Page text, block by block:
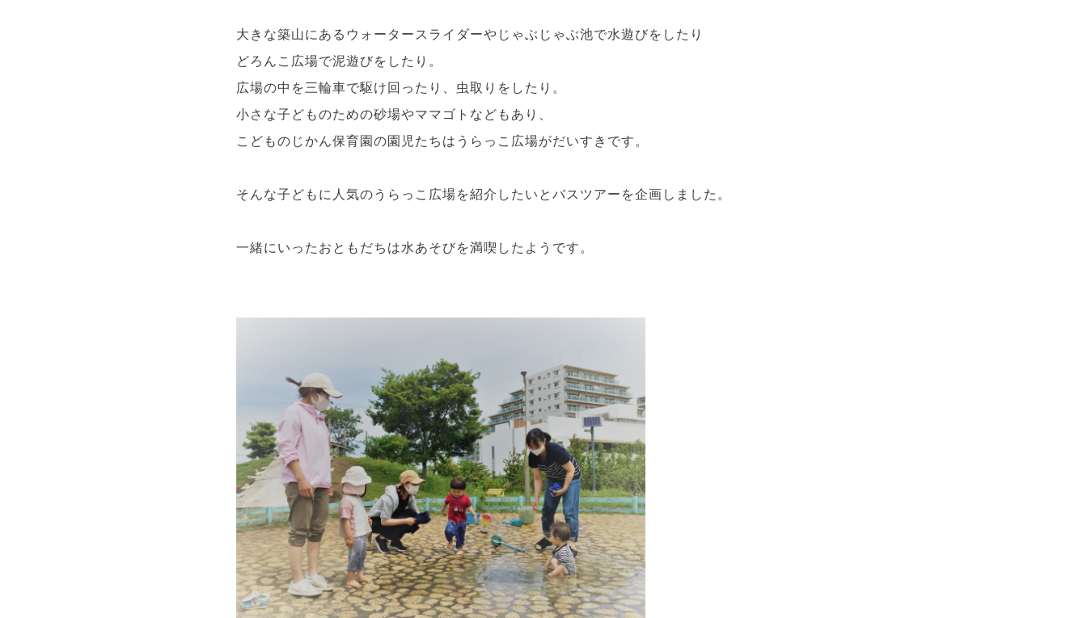
大きな築山にあるウォータースライダーやじゃぶじゃぶ池で水遊びをしたり
どろんこ広場で泥遊びをしたり。
広場の中を三輪車で駆け回ったり、虫取りをしたり。
小さな子どものための砂場やママゴトなどもあり、
こどものじかん保育園の園児たちはうらっこ広場がだいすきです。
そんな子どもに人気のうらっこ広場を紹介したいとバスツアーを企画しました。
一緒にいったおともだちは水あそびを満喫したようです。